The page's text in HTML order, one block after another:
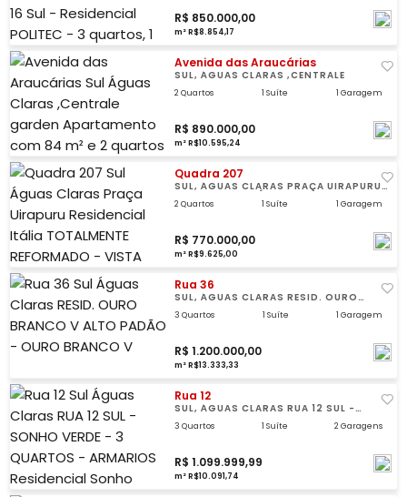
R$ 850.000,00
m² R$8.854,17
Avenida das Araucárias
SUL, ÁGUAS CLARAS ,CENTRALE
2 Quartos 1 Suíte 1 Garagem
R$ 890.000,00
m² R$10.595,24
Quadra 207
SUL, ÁGUAS CLARAS PRAÇA UIRAPURU,
RESIDENCIAL ITÁLIA
2 Quartos 1 Suíte 1 Garagem
R$ 770.000,00
m² R$9.625,00
Rua 36
SUL, ÁGUAS CLARAS RESID. OURO
3 Quartos 1 Suíte 1 Garagem
R$ 1.200.000,00
m² R$13.333,33
Rua 12
SUL, ÁGUAS CLARAS RUA 12 SUL -
ARMARIOS, RESIDENCIAL SONHO VERDE
3 Quartos 1 Suíte 2 Garagens
R$ 1.099.999,99
m² R$10.091,74